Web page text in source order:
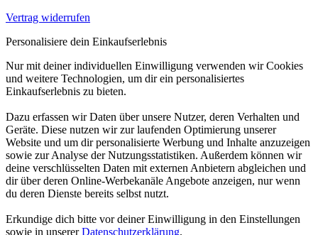
Vertrag widerrufen
Personalisiere dein Einkaufserlebnis
Nur mit deiner individuellen Einwilligung verwenden wir Cookies
und weitere Technologien, um dir ein personalisiertes
Einkaufserlebnis zu bieten.
Dazu erfassen wir Daten über unsere Nutzer, deren Verhalten und
Geräte. Diese nutzen wir zur laufenden Optimierung unserer
Website und um dir personalisierte Werbung und Inhalte anzuzeigen
sowie zur Analyse der Nutzungsstatistiken. Außerdem können wir
deine verschlüsselten Daten mit externen Anbietern abgleichen und
dir über deren Online-Werbekanäle Angebote anzeigen, nur wenn
du deren Dienste bereits selbst nutzt.
Erkundige dich bitte vor deiner Einwilligung in den Einstellungen
sowie in unsererDatenschutzerklärung.